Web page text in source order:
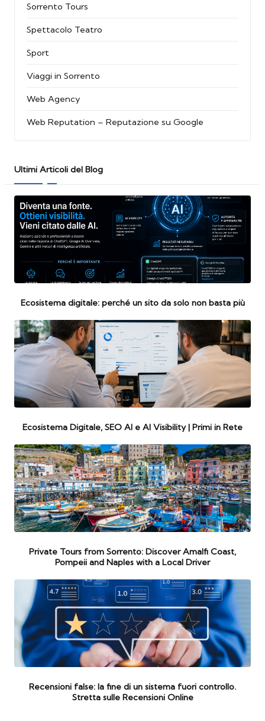
Sorrento Tours
Spettacolo Teatro
Sport
Viaggi in Sorrento
Web Agency
Web Reputation – Reputazione su Google
Ultimi Articoli del Blog
Ecosistema digitale: perché un sito da solo non basta più
Ecosistema Digitale, SEO AI e AI Visibility | Primi in Rete
Private Tours from Sorrento: Discover Amalfi Coast,
Pompeii and Naples with a Local Driver
Recensioni false: la fine di un sistema fuori controllo.
Stretta sulle Recensioni Online